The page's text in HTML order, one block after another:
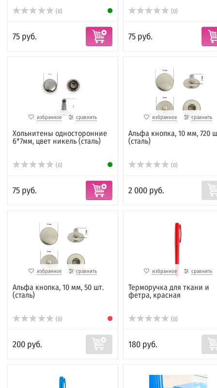
(0)
75 руб.
(0)
75 руб.
избранное сравнить
Хольнитены односторонние
6*7мм, цвет никель (сталь)
(0)
75 руб.
избранное сравнить
Альфа кнопка, 10 мм, 720
(сталь)
(0)
2 000 руб.
избранное сравнить
Альфа кнопка, 10 мм, 50 шт.
(сталь)
(0)
200 руб.
избранное сравнить
Терморучка для ткани и
фетра, красная
(0)
180 руб.